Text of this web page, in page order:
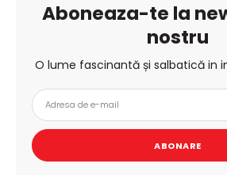
Aboneaza-te la
nostru
O lume fascinantă și salbatică in
ABONARE